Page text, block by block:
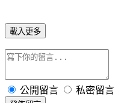
載入更多
公開留言 私密留言